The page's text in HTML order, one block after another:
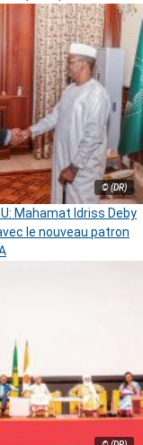
© (DR)
Mahamat Idriss Deby
le nouveau patron